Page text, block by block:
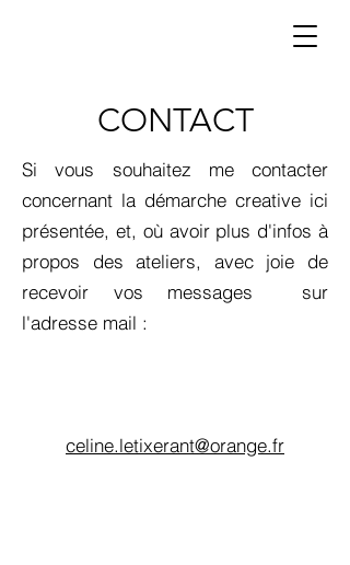
CONTACT
Si vous souhaitez me contacter
concernant la démarche creative ici
présentée, et, où avoir plus d'infos à
propos des ateliers, avec joie de
recevoir vos messages sur
l'adresse mail :
celine.letixerant@orange.fr